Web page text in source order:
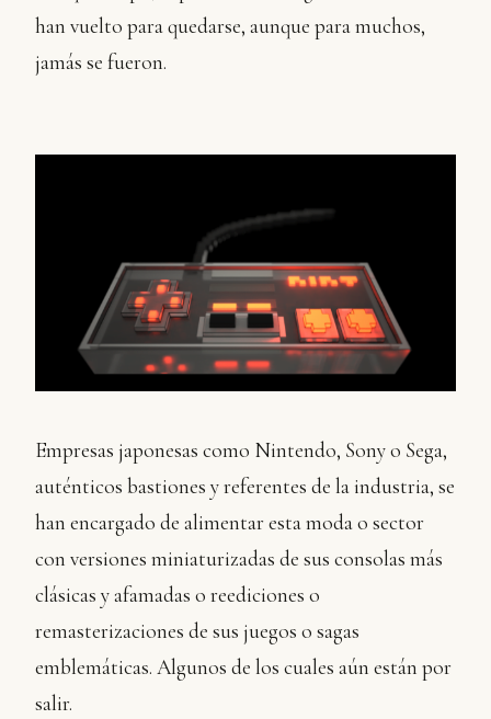
han vuelto para quedarse, aunque para muchos,
jamás se fueron.
Empresas japonesas como Nintendo, Sony o Sega,
auténticos bastiones y referentes de la industria, se
han encargado de alimentar esta moda o sector
con versiones miniaturizadas de sus consolas más
clásicas y afamadas o reediciones o
remasterizaciones de sus juegos o sagas
emblemáticas. Algunos de los cuales aún están por
salir.